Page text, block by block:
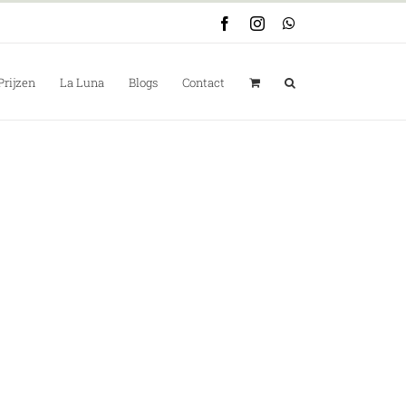
FacebookInstagramWhatsApp
La Luna Blogs Contact